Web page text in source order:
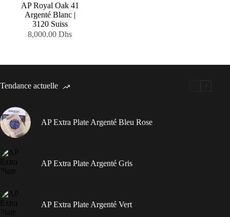
AP Royal Oak 41
Argenté Blanc |
3120 Suiss
8,000.00Dhs
Tendance actuelle
AP Extra Plate Argenté Bleu Rose
AP Extra Plate Argenté Gris
AP Extra Plate Argenté Vert